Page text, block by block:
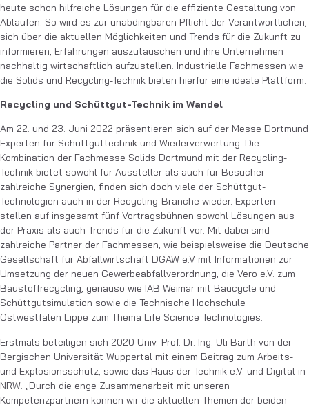
heute schon hilfreiche Lösungen für die effiziente Gestaltung von
Abläufen. So wird es zur unabdingbaren Pflicht der Verantwortlichen,
sich über die aktuellen Möglichkeiten und Trends für die Zukunft zu
informieren, Erfahrungen auszutauschen und ihre Unternehmen
nachhaltig wirtschaftlich aufzustellen. Industrielle Fachmessen wie
die Solids und Recycling-Technik bieten hierfür eine ideale Plattform.
Recycling und Schüttgut-Technik im Wandel
Am 22. und 23. Juni 2022 präsentieren sich auf der Messe Dortmund
Experten für Schüttguttechnik und Wiederverwertung. Die
Kombination der Fachmesse Solids Dortmund mit der Recycling-
Technik bietet sowohl für Aussteller als auch für Besucher
zahlreiche Synergien, finden sich doch viele der Schüttgut-
Technologien auch in der Recycling-Branche wieder. Experten
stellen auf insgesamt fünf Vortragsbühnen sowohl Lösungen aus
der Praxis als auch Trends für die Zukunft vor. Mit dabei sind
zahlreiche Partner der Fachmessen, wie beispielsweise die Deutsche
Gesellschaft für Abfallwirtschaft DGAW e.V mit Informationen zur
Umsetzung der neuen Gewerbeabfallverordnung, die Vero e.V. zum
Baustoffrecycling, genauso wie IAB Weimar mit Baucycle und
Schüttgutsimulation sowie die Technische Hochschule
Ostwestfalen Lippe zum Thema Life Science Technologies.
Erstmals beteiligen sich 2020 Univ.-Prof. Dr. Ing. Uli Barth von der
Bergischen Universität Wuppertal mit einem Beitrag zum Arbeits-
und Explosionsschutz, sowie das Haus der Technik e.V. und Digital in
NRW. „Durch die enge Zusammenarbeit mit unseren
Kompetenzpartnern können wir die aktuellen Themen der beiden